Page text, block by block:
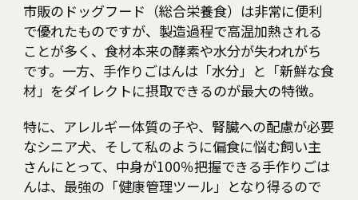
市販のドッグフード（総合栄養食）は非常に便利
で優れたものですが、製造過程で高温加熱される
ことが多く、食材本来の酵素や水分が失われがち
です。一方、手作りごはんは「水分」と「新鮮な食
材」をダイレクトに摂取できるのが最大の特徴。
特に、アレルギー体質の子や、腎臓への配慮が必要
なシニア犬、そして私のように偏食に悩む飼い主
さんにとって、中身が100％把握できる手作りごは
んは、最強の「健康管理ツール」となり得るので